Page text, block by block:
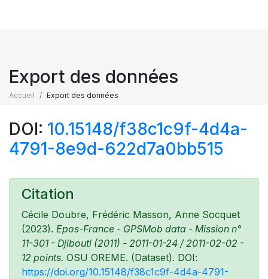
Export des données
Accueil Export des données
DOI: 10.15148/f38c1c9f-4d4a-
4791-8e9d-622d7a0bb515
Citation
Cécile Doubre, Frédéric Masson, Anne Socquet
(2023). Epos-France - GPSMob data - Mission n°
11-301 - Djibouti (2011) - 2011-01-24 / 2011-02-02 -
12 points. OSU OREME. (Dataset). DOI:
https://doi.org/10.15148/f38c1c9f-4d4a-4791-